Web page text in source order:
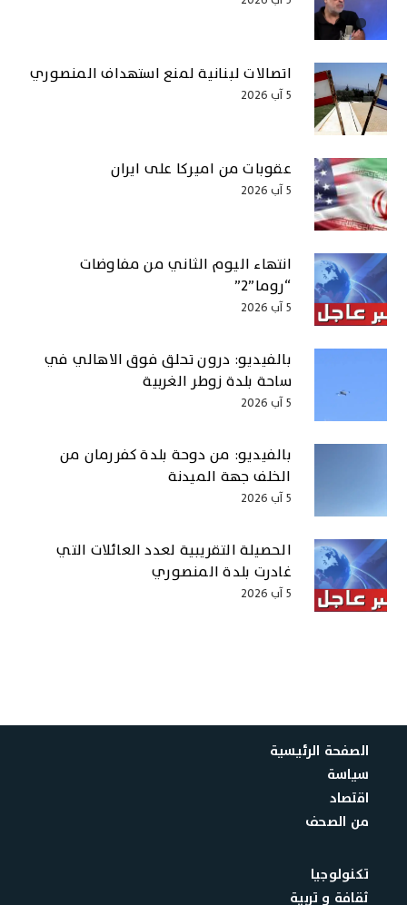
اتصالات لبنانية لمنع استهداف المنصوري
5 آب 2026
عقوبات من اميركا على ايران
5 آب 2026
انتهاء اليوم الثاني من مفاوضات
“روما”2”
5 آب 2026
بالفيديو: درون تحلق فوق الاهالي في
ساحة بلدة زوطر الغربية
5 آب 2026
بالفيديو: من دوحة بلدة كفررمان من
الخلف جهة الميدنة
5 آب 2026
الحصيلة التقريبية لعدد العائلات التي
غادرت بلدة المنصوري
5 آب 2026
الصفحة الرئيسية
سياسة
اقتصاد
من الصحف
تكنولوجيا
ثقافة و تربية